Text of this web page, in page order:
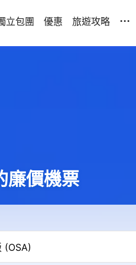
立包團 優惠 旅遊攻略 ...
廉價機票